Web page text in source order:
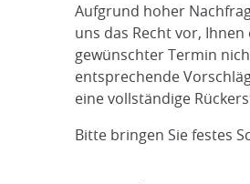
Aufgrund hoher
uns das Recht vor,
gewünschter Termin
entsprechende
eine vollständige
Bitte bringen Sie festes